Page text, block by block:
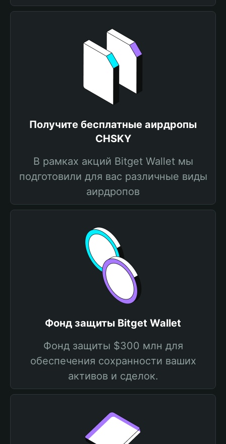
Получите бесплатные аирдропы
CHSKY
В рамках акций Bitget Wallet мы
подготовили для вас различные виды
аирдропов
Фонд защиты Bitget Wallet
Фонд защиты $300 млн для
обеспечения сохранности ваших
активов и сделок.